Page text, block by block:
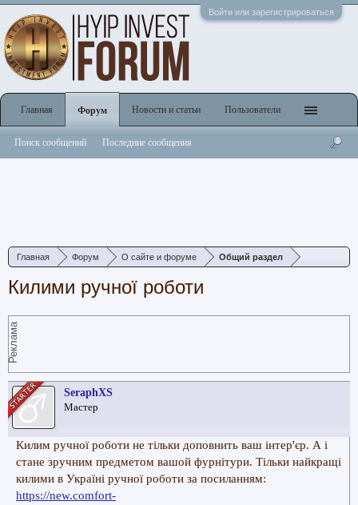
Войти или зарегистрироваться
Главная Форум О сайте и форуме Общий раздел
Килими ручної роботи
Реклама
SeraphXS
Мастер
Килим ручної роботи не тільки доповнить ваш інтер'єр. А і
стане зручним предметом вашой фурнітури. Тільки найкращі
килими в Україні ручної роботи за посиланням:
https://new.comfort-
Главная Форум
Поиск сообщений Последние сообщения
Новости и статьи Пользователи